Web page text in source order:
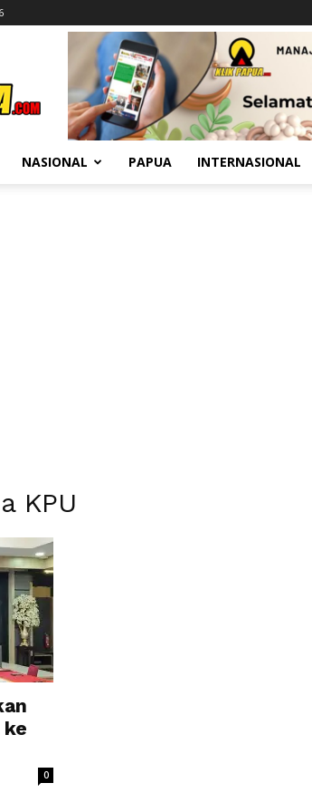
NASIONAL PAPUA INTERNASIONAL
KPU
ke
0